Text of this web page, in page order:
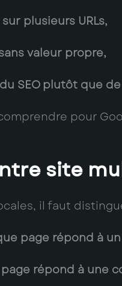
plusieurs URLs,
valeur propre,
SEO plutôt que de
pour
site
il faut
page répond à
répond à une